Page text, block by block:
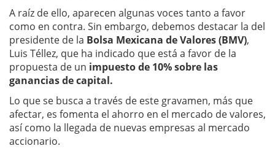
A raíz de ello, aparecen algunas voces tanto a favor
como en contra. Sin embargo, debemos destacar la del
presidente de la Bolsa Mexicana de Valores (BMV),
Luis Téllez, que ha indicado que está a favor de la
propuesta de un impuesto de 10% sobre las
ganancias de capital.
Lo que se busca a través de este gravamen, más que
afectar, es fomenta el ahorro en el mercado de valores,
así como la llegada de nuevas empresas al mercado
accionario.